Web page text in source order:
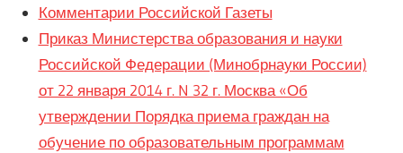
Комментарии Российской Газеты
Приказ Министерства образования и науки
Российской Федерации (Минобрнауки России)
от 22 января 2014 г. N 32 г. Москва «Об
утверждении Порядка приема граждан на
обучение по образовательным программам